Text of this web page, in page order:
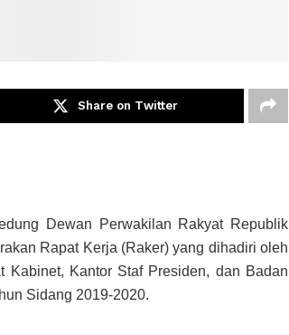
Share on Twitter
Dewan Perwakilan Rakyat Republik
Rapat Kerja (Raker) yang dihadiri oleh
Kabinet, Kantor Staf Presiden, dan Badan
Sidang 2019-2020.